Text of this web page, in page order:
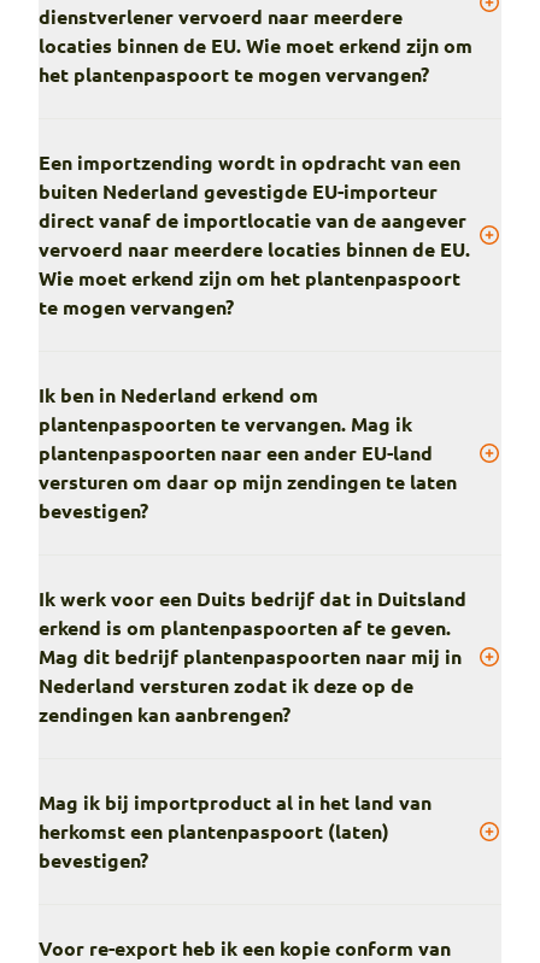
dienstverlener vervoerd naar meerdere
locaties binnen de EU. Wie moet erkend zijn om
het plantenpaspoort te mogen vervangen?
Een importzending wordt in opdracht van een
buiten Nederland gevestigde EU-importeur
direct vanaf de importlocatie van de aangever
vervoerd naar meerdere locaties binnen de EU.
Wie moet erkend zijn om het plantenpaspoort
te mogen vervangen?
Ik ben in Nederland erkend om
plantenpaspoorten te vervangen. Mag ik
plantenpaspoorten naar een ander EU-land
versturen om daar op mijn zendingen te laten
bevestigen?
Ik werk voor een Duits bedrijf dat in Duitsland
erkend is om plantenpaspoorten af te geven.
Mag dit bedrijf plantenpaspoorten naar mij in
Nederland versturen zodat ik deze op de
zendingen kan aanbrengen?
Mag ik bij importproduct al in het land van
herkomst een plantenpaspoort (laten)
bevestigen?
Voor re-export heb ik een kopie conform van